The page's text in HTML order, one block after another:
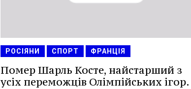
РОСІЯНИ СПОРТ ФРАНЦІЯ
Помер Шарль Косте, найстарший з
усіх переможців Олімпійських ігор.